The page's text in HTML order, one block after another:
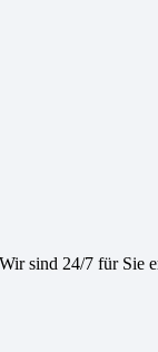
sind 24/7 für Sie